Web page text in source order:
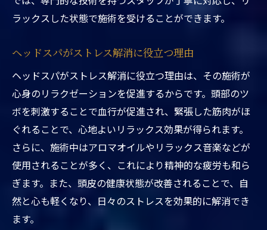
日常生活に取り入れるヘッドスパのメリッ
ト
テクニック
東京都内の忙しい生活に役立つセルフケア
法
ヘッドスパの効果を持続させるためのセル
フケア術
浅草橋での極上ヘッドスパ体験で得られる心身
の変化とは
ヘッドスパがもたらす心身への具体的な影
ラックスした状態で施術を受けることができます。
ヘッドスパがストレス解消に役立つ理由
ヘッドスパがストレス解消に役立つ理由は、その施術が
心身のリラクゼーションを促進するからです。頭部のツ
ボを刺激することで血行が促進され、緊張した筋肉がほ
ぐれることで、心地よいリラックス効果が得られます。
さらに、施術中はアロマオイルやリラックス音楽などが
使用されることが多く、これにより精神的な疲労も和ら
ぎます。また、頭皮の健康状態が改善されることで、自
然と心も軽くなり、日々のストレスを効果的に解消でき
ます。